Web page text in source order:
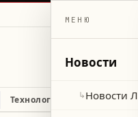
Технологии и наука
МЕНЮ
Новости
↳Новости